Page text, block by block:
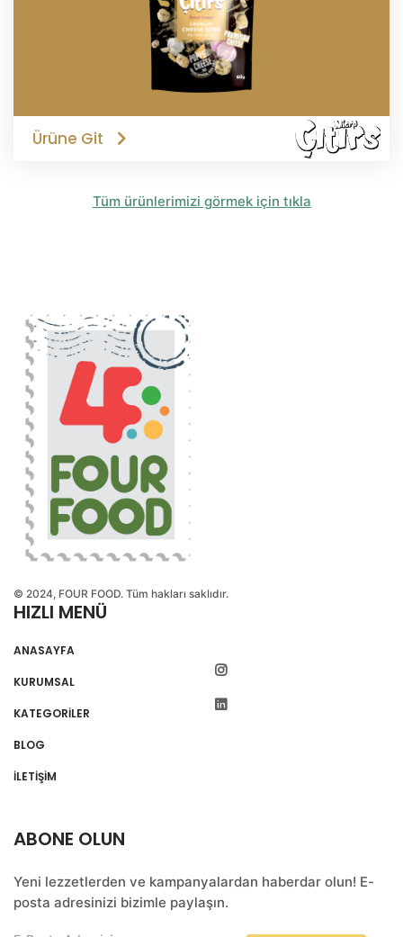
Ürüne Git
Tüm ürünlerimizi görmek için tıkla
© 2024, FOUR FOOD. Tüm hakları saklıdır.
HIZLI MENÜ
ANASAYFA
KURUMSAL
KATEGORİLER
BLOG
İLETİŞİM
ABONE OLUN
Yeni lezzetlerden ve kampanyalardan haberdar olun! E-
posta adresinizi bizimle paylaşın.